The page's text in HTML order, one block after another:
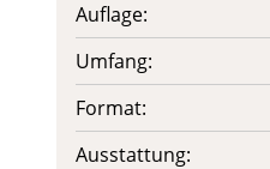
Auflage:
Umfang:
Format:
Ausstattung: